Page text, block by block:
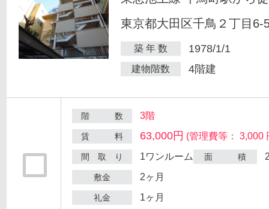
東京都大田区千鳥２丁目6-
築 年 数 1978/1/1
建物階数 4階建
階 数 3階
賃 料 63,000円 (管理費等： 3,000
間 取 り 1ワンルーム 面 積
敷金 2ヶ月
礼金 1ヶ月